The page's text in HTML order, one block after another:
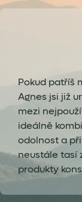
Pokud patříš
Agnes jsi již
mezi
ideálně
odolnost a
neustále tasí
produkty